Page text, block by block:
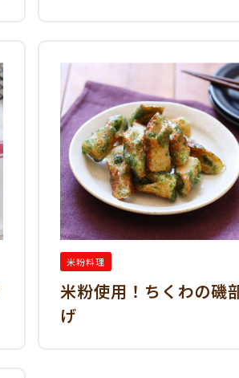
米粉料理
米粉使用！ちくわの磯
げ